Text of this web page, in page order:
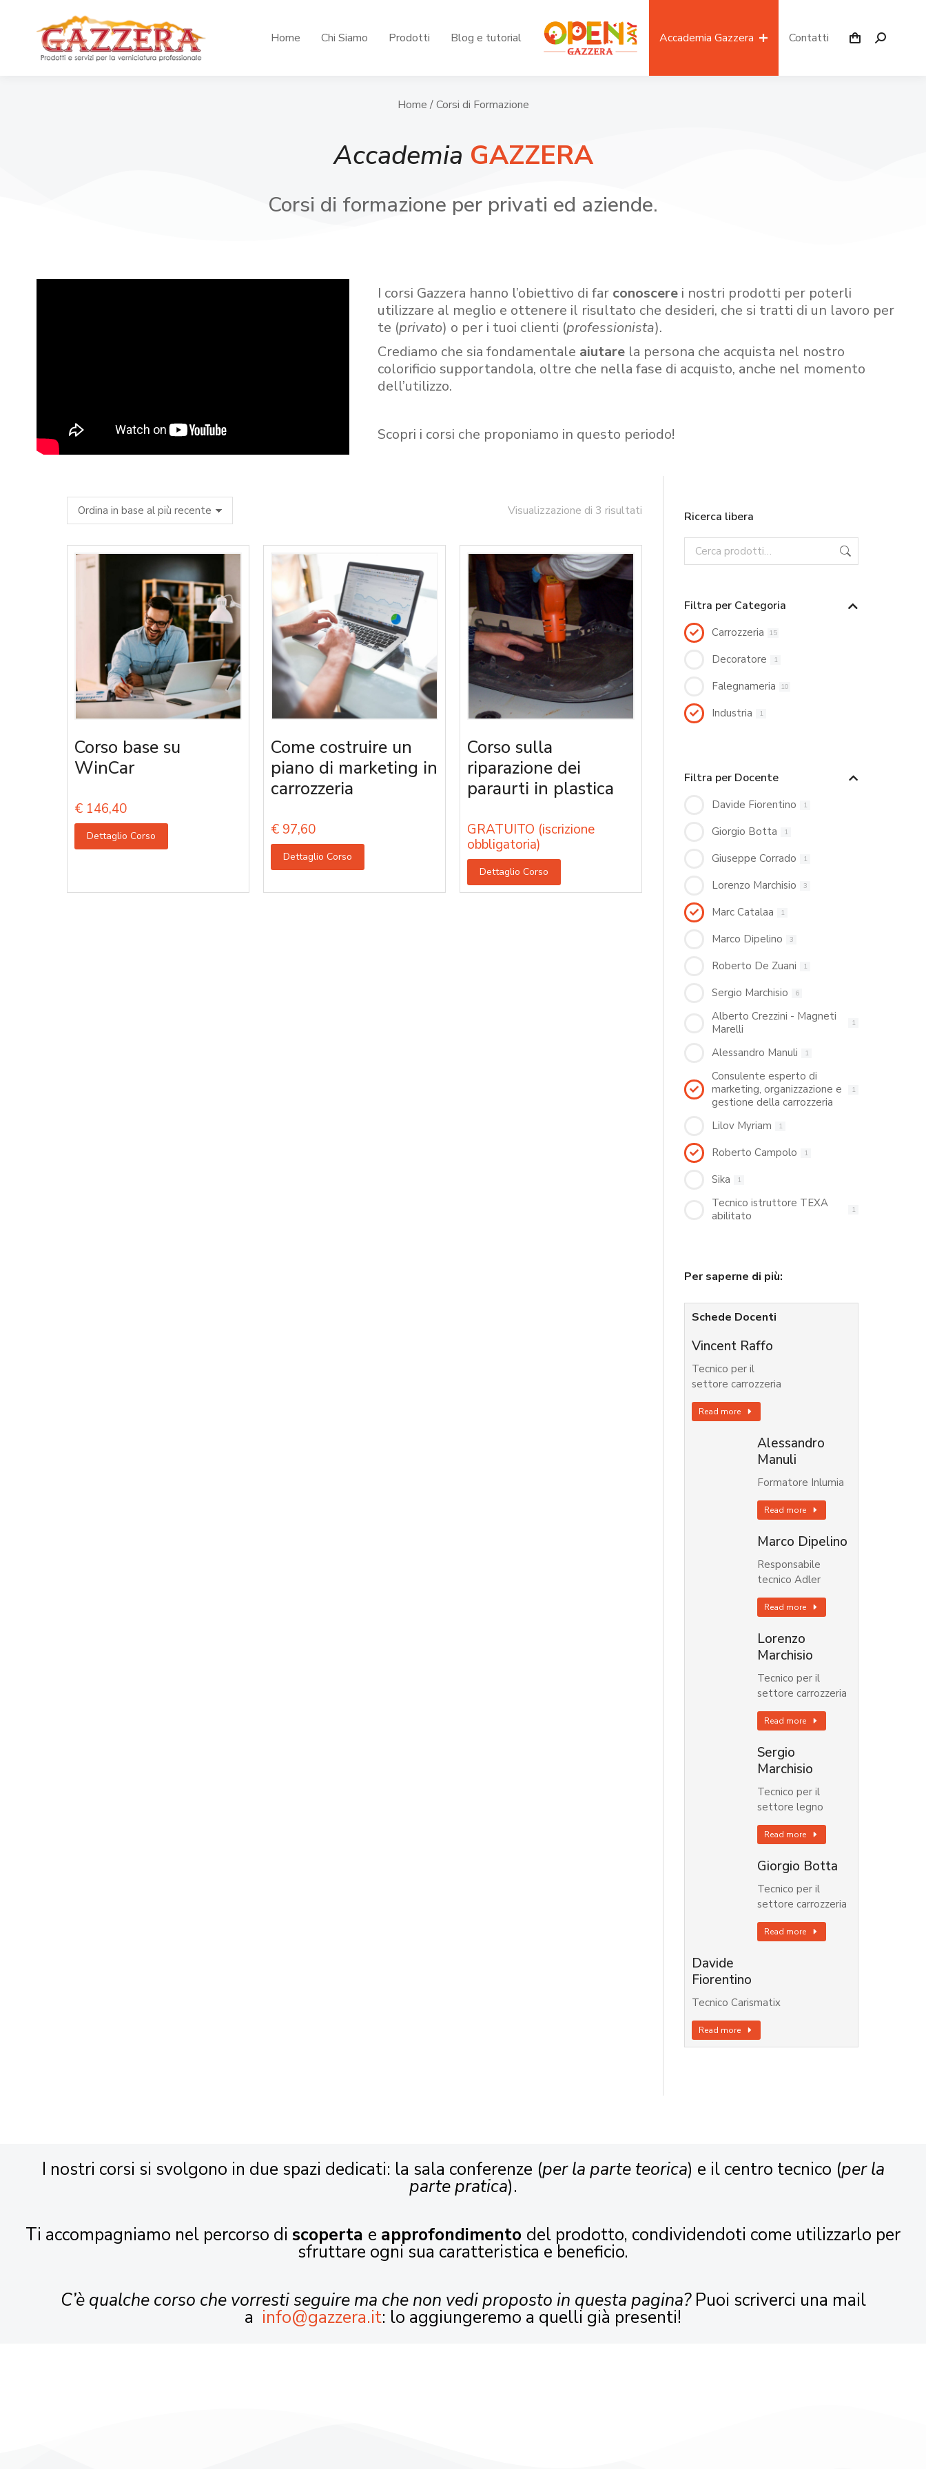
Home Chi Siamo Prodotti Blog e tutorial Accademia Gazzera Contatti
Home / Corsi di Formazione
Accademia GAZZERA
Corsi di formazione per privati ed aziende.
I corsi Gazzera hanno l’obiettivo di far conoscerei nostri prodotti per poterli
utilizzare al meglio e ottenere il risultato che desideri, che si tratti di un lavoro per
te (privato) o per i tuoi clienti (professionista).
Crediamo che sia fondamentale aiutare la persona che acquista nel nostro
colorificio supportandola, oltre che nella fase di acquisto, anche nel momento
dell’utilizzo.
Scopri i corsi che proponiamo in questo periodo!
Visualizzazione di 3 risultati
Corso base su
WinCar
€ 146,40
Dettaglio Corso
Come costruire un
piano di marketing in
carrozzeria
€ 97,60
Dettaglio Corso
Corso sulla
riparazione dei
paraurti in plastica
GRATUITO (iscrizione
obbligatoria)
Dettaglio Corso
Ricerca libera
Filtra per Categoria
Carrozzeria 15
Decoratore 1
Falegnameria 10
Industria 1
Filtra per Docente
Davide Fiorentino 1
Giorgio Botta 1
Giuseppe Corrado 1
Lorenzo Marchisio 3
Marc Catalaa 1
Marco Dipelino 3
Roberto De Zuani 1
Sergio Marchisio 6
Alberto Crezzini - Magneti
Marelli
1
Alessandro Manuli 1
Consulente esperto di
marketing, organizzazione e
gestione della carrozzeria
1
Lilov Myriam 1
Roberto Campolo 1
Sika 1
Tecnico istruttore TEXA
abilitato
1
Per saperne di più:
Schede Docenti
Vincent Raffo
Tecnico per il
settore carrozzeria
Read more
Alessandro
Manuli
Formatore Inlumia
Read more
Marco Dipelino
Responsabile
tecnico Adler
Read more
Lorenzo
Marchisio
Tecnico per il
settore carrozzeria
Read more
Sergio
Marchisio
Tecnico per il
settore legno
Read more
Giorgio Botta
Tecnico per il
settore carrozzeria
Read more
Davide
Fiorentino
Tecnico Carismatix
Read more
I nostri corsi si svolgono in due spazi dedicati: la sala conferenze (per la parte teorica) e il centro tecnico (per la
parte pratica).
Ti accompagniamo nel percorso di scoperta e approfondimento del prodotto, condividendoti come utilizzarlo per
sfruttare ogni sua caratteristica e beneficio.
C’è qualche corso che vorresti seguire ma che non vedi proposto in questa pagina?Puoi scriverci una mail
a info@gazzera.it: lo aggiungeremo a quelli già presenti!